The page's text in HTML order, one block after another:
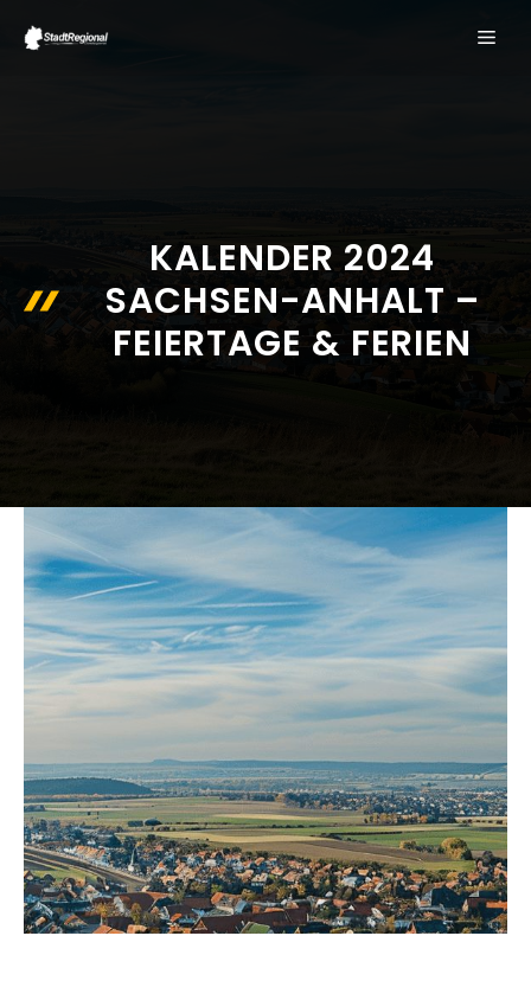
Inhalt
KALENDER 2024
SACHSEN-ANHALT –
FEIERTAGE & FERIEN